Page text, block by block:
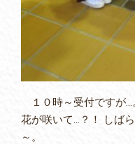
１０時～受付ですが…
花が咲いて…？！ しば
～。